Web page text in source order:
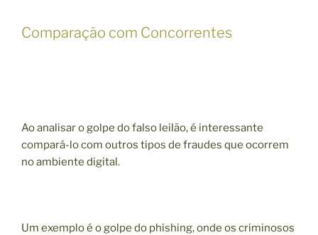
Comparação com Concorrentes
Ao analisar o golpe do falso leilão, é interessante
compará-lo com outros tipos de fraudes que ocorrem
no ambiente digital.
Um exemplo é o golpe do phishing, onde os criminosos